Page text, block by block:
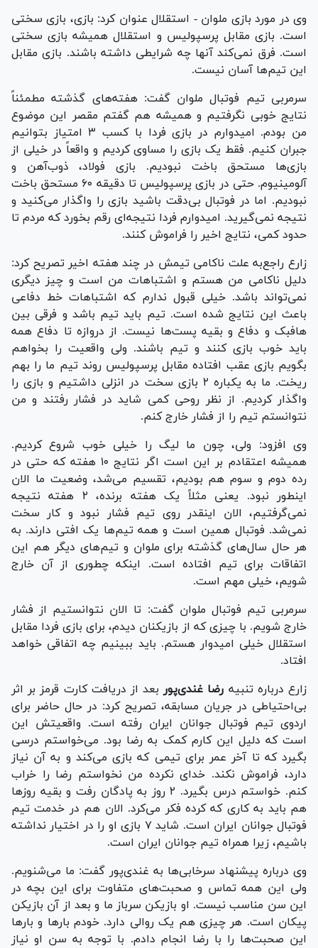
وی در مورد بازی ملوان - استقلال عنوان کرد: بازی، بازی سختی
است. بازی مقابل پرسپولیس و استقلال همیشه بازی سختی
است. فرق نمی‌کند آنها چه شرایطی داشته باشند. بازی مقابل
این تیم‌ها آسان نیست.
سرمربی تیم فوتبال ملوان گفت: هفته‌های گذشته مطمئناً
نتایج خوبی نگرفتیم و همیشه هم گفتم مقصر این موضوع
من بودم. امیدوارم در بازی فردا با کسب ۳ امتیاز بتوانیم
جبران کنیم. فقط یک بازی را مساوی کردیم و واقعاً در خیلی از
بازی‌ها مستحق باخت نبودیم. بازی فولاد، ذوب‌آهن و
آلومینیوم. حتی در بازی پرسپولیس تا دقیقه ۶۰ مستحق باخت
نبودیم. اما در فوتبال بی‌دقت باشید بازی را واگذار می‌کنید و
نتیجه نمی‌گیرید. امیدوارم فردا نتیجه‌ای رقم بخورد که مردم تا
حدود کمی، نتایج اخیر را فراموش کنند.
زارع راجع‌به علت ناکامی تیمش در چند هفته اخیر تصریح کرد:
دلیل ناکامی من هستم و اشتباهات من است و چیز دیگری
نمی‌تواند باشد. خیلی قبول ندارم که اشتباهات خط دفاعی
باعث این نتایج شده است. تیم باید تیم باشد و فرقی بین
هافبک و دفاع و بقیه پست‌ها نیست. از دروازه تا دفاع همه
باید خوب بازی کنند و تیم باشند. ولی واقعیت را بخواهم
بگویم بازی عقب افتاده مقابل پرسپولیس روند تیم ما را بهم
ریخت. ما به یکباره ۲ بازی سخت در انزلی داشتیم و بازی را
واگذار کردیم. از نظر روحی کمی شاید در فشار رفتند و من
نتوانستم تیم را از فشار خارج کنم.
وی افزود: ولی، چون ما لیگ را خیلی خوب شروع کردیم.
همیشه اعتقادم بر این است اگر نتایج ۱۰ هفته که حتی در
رده دوم و سوم هم بودیم، تقسیم می‌شد، وضعیت ما الان
اینطور نبود. یعنی مثلاً یک هفته برنده، ۲ هفته نتیجه
نمی‌گرفتیم، الان اینقدر روی تیم فشار نبود و کار سخت
نمی‌شد. فوتبال همین است و همه تیم‌ها یک افتی دارند. به
هر حال سال‌های گذشته برای ملوان و تیم‌های دیگر هم این
اتفاقات برای تیم افتاده است. اینکه چطوری از آن خارج
شویم، خیلی مهم است.
سرمربی تیم فوتبال ملوان گفت: تا الان نتوانستیم از فشار
خارج شویم. با چیزی که از بازیکنان دیدم، برای بازی فردا مقابل
استقلال خیلی امیدوار هستم. باید ببینیم چه اتفاقی خواهد
افتاد.
زارع درباره تنبیه رضا غندی‌پور بعد از دریافت کارت قرمز بر اثر
بی‌احتیاطی در جریان مسابقه، تصریح کرد: در حال حاضر برای
اردوی تیم فوتبال جوانان ایران رفته است. واقعیتش این
است که دلیل این کارم کمک به رضا بود. می‌خواستم درسی
بگیرد که تا آخر عمر برای تیمی که بازی می‌کند و به آن نیاز
دارد، فراموش نکند. خدای نکرده من نخواستم رضا را خراب
کنم. خواستم درس بگیرد. ۲ روز به پادگان رفت و بقیه روز‌ها
هم باید به کاری که کرده فکر می‌کرد. الان هم در خدمت تیم
فوتبال جوانان ایران است. شاید ۷ بازی او را در اختیار نداشته
باشیم، زیرا همراه تیم جوانان ایران است.
وی درباره پیشنهاد سرخابی‌ها به غندی‌پور گفت: ما می‌شنویم.
ولی این همه تماس و صحبت‌های متفاوت برای این بچه در
این سن مناسب نیست. او بازیکن سرباز ما و بعد از آن بازیکن
پیکان است. هر چیزی هم یک روالی دارد. خودم بار‌ها و بار‌ها
این صحبت‌ها را با رضا انجام دادم. با توجه به سن او نیاز